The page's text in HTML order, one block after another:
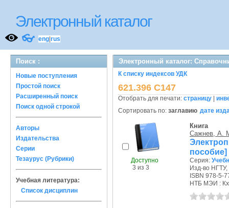
Электронный каталог
👓 eng rus
Поиск :
Новые поступления
Простой поиск
Расширенный поиск
Поиск одной строкой
Авторы
Издательства
Серии
Тезаурус (Рубрики)
Учебная литература:
Список дисциплин
Электронный каталог:
К списку индексов УДК
621.396 С147
Отобрать для печати: страницу
Сортировать по: заглавию дате
Доступно
3 из 3
Книга
Сажнев, А.
пособие]
Серия:
Изд-во НГТУ,
ISBN 978-5-
НТБ МЭИ : Кх